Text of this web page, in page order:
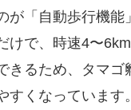
が「自動歩行機能
けで、時速4〜
きるため、タマゴ
すくなっています。